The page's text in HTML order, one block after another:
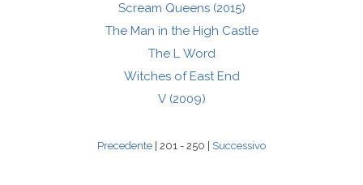
Scream Queens (2015)
The Man in the High Castle
The L Word
Witches of East End
V (2009)
Precedente | 201 - 250 | Successivo